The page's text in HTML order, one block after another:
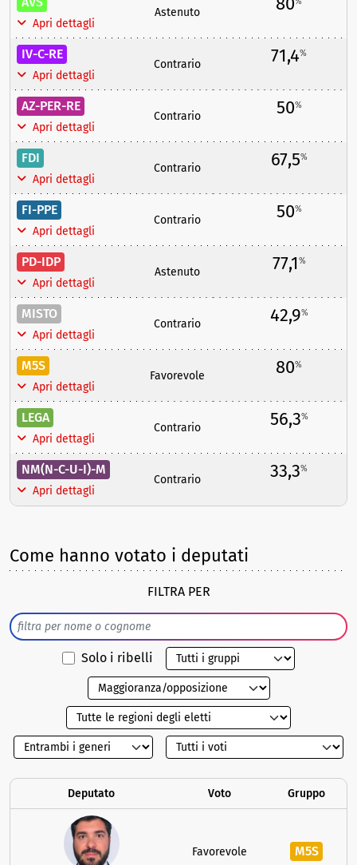
Apri dettagli
Astenuto
IV-C-RE
Apri dettagli
Contrario 71,4%
AZ-PER-RE
Apri dettagli
Contrario 50%
FDI
Apri dettagli
Contrario 67,5%
FI-PPE
Apri dettagli
Contrario 50%
PD-IDP
Apri dettagli
Astenuto 77,1%
MISTO
Apri dettagli
Contrario 42,9%
M5S
Apri dettagli
Favorevole 80%
LEGA
Apri dettagli
Contrario 56,3%
NM(N-C-U-I)-M
Apri dettagli
Contrario 33,3%
Come hanno votato i deputati
FILTRA PER
Solo i ribelli
Deputato Voto Gruppo
Favorevole M5S